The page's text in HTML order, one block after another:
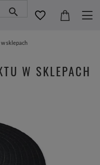
sklepach
W SKLEPACH